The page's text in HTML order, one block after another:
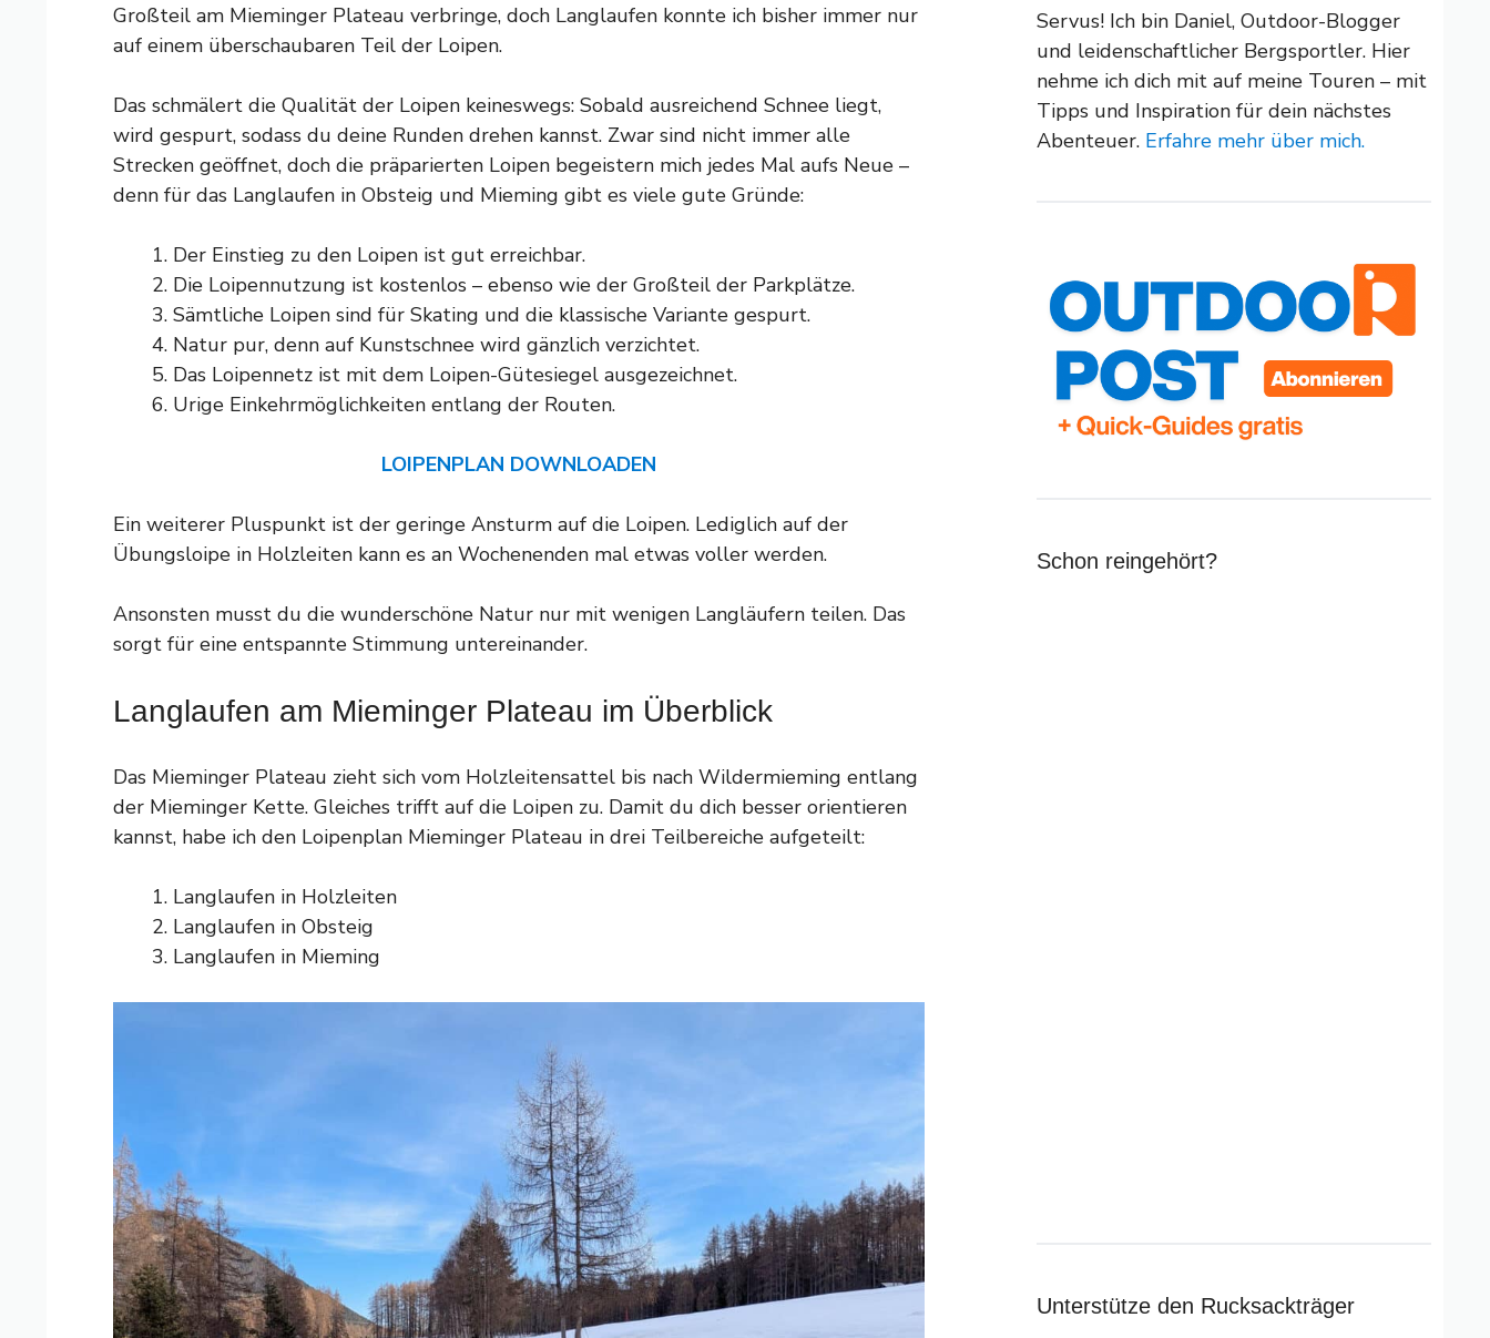
Großteil am Mieminger Plateau verbringe, doch Langlaufen konnte ich bisher immer nur
auf einem überschaubaren Teil der Loipen.
Das schmälert die Qualität der Loipen keineswegs: Sobald ausreichend Schnee liegt,
wird gespurt, sodass du deine Runden drehen kannst. Zwar sind nicht immer alle
Strecken geöffnet, doch die präparierten Loipen begeistern mich jedes Mal aufs Neue –
denn für das Langlaufen in Obsteig und Mieming gibt es viele gute Gründe:
Der Einstieg zu den Loipen ist gut erreichbar.
Die Loipennutzung ist kostenlos – ebenso wie der Großteil der Parkplätze.
Sämtliche Loipen sind für Skating und die klassische Variante gespurt.
Natur pur, denn auf Kunstschnee wird gänzlich verzichtet.
Das Loipennetz ist mit dem Loipen-Gütesiegel ausgezeichnet.
Urige Einkehrmöglichkeiten entlang der Routen.
LOIPENPLAN DOWNLOADEN
Ein weiterer Pluspunkt ist der geringe Ansturm auf die Loipen. Lediglich auf der
Übungsloipe in Holzleiten kann es an Wochenenden mal etwas voller werden.
Ansonsten musst du die wunderschöne Natur nur mit wenigen Langläufern teilen. Das
sorgt für eine entspannte Stimmung untereinander.
Langlaufen am Mieminger Plateau im Überblick
Das Mieminger Plateau zieht sich vom Holzleitensattel bis nach Wildermieming entlang
der Mieminger Kette. Gleiches trifft auf die Loipen zu. Damit du dich besser orientieren
kannst, habe ich den Loipenplan Mieminger Plateau in drei Teilbereiche aufgeteilt:
Langlaufen in Holzleiten
Langlaufen in Obsteig
Langlaufen in Mieming
Servus! Ich bin Daniel, Outdoor-Blogger
und leidenschaftlicher Bergsportler. Hier
nehme ich dich mit auf meine Touren – mit
Tipps und Inspiration für dein nächstes
Abenteuer. Erfahre mehr über mich.
Schon reingehört?
Unterstütze den Rucksackträger